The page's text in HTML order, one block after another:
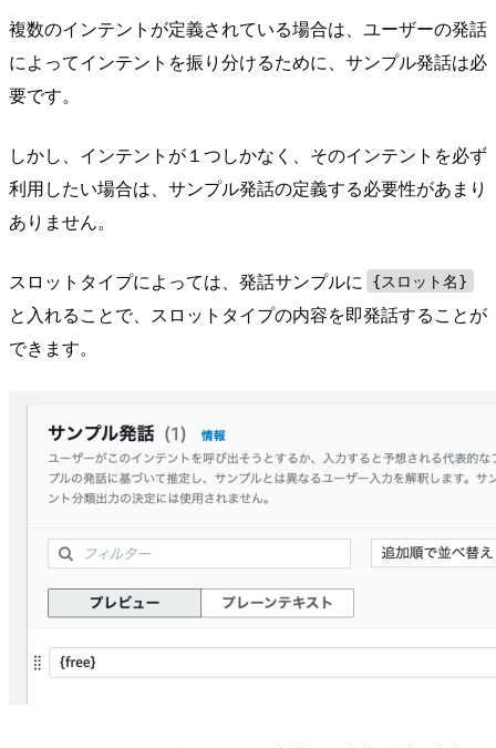
複数のインテントが定義されている場合は、ユーザーの発話
によってインテントを振り分けるために、サンプル発話は必
要です。
しかし、インテントが１つしかなく、そのインテントを必ず
利用したい場合は、サンプル発話の定義する必要性があまり
ありません。
スロットタイプによっては、発話サンプルに {スロット名}
と入れることで、スロットタイプの内容を即発話することが
できます。